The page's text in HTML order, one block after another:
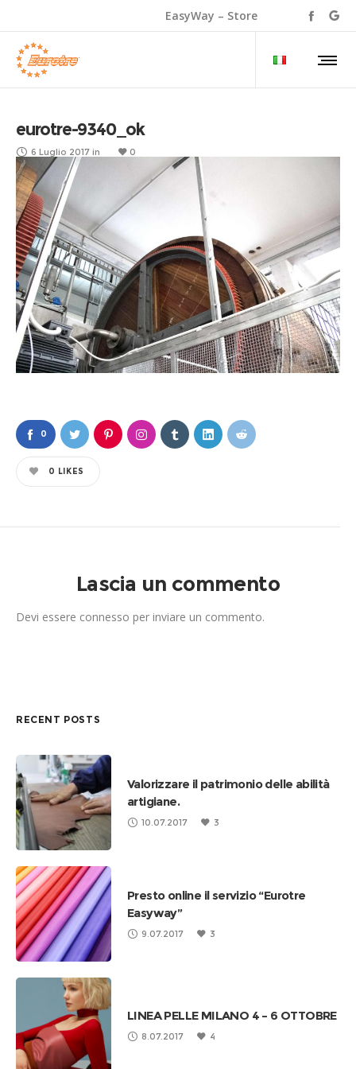
EasyWay – Store
eurotre-9340_ok
6 Luglio 2017 in 0
0
0 LIKES
Lascia un commento
Devi essere connesso per inviare un commento.
RECENT POSTS
Valorizzare il patrimonio delle abilità
artigiane.
10.07.2017 3
Presto online il servizio “Eurotre
Easyway”
9.07.2017 3
LINEA PELLE MILANO 4 – 6 OTTOBRE
8.07.2017 4